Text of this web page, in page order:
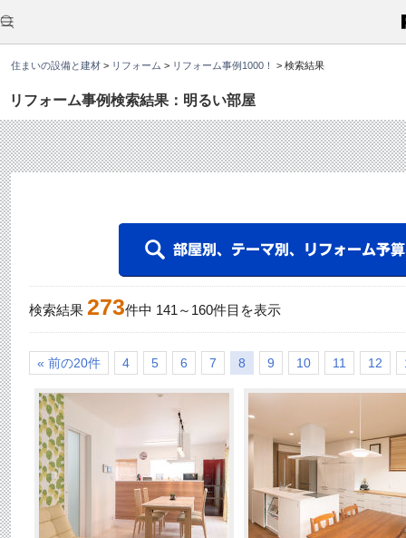
住まいの設備と建材 > リフォーム > リフォーム事例1000！ > 検索結果
リフォーム事例検索結果：明るい部屋
こ
か
ら
文
す
検索結果 273件中 141 ～ 160件目を表示
« 前の20件 4 5 6 7 8 9 10 11 12